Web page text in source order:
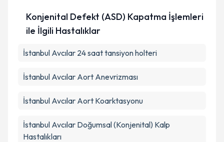
Konjenital Defekt (ASD) Kapatma İşlemleri
ile İlgili Hastalıklar
İstanbul Avcılar 24 saat tansiyon holteri
İstanbul Avcılar Aort Anevrizması
İstanbul Avcılar Aort Koarktasyonu
İstanbul Avcılar Doğumsal (Konjenital) Kalp
Hastalıkları